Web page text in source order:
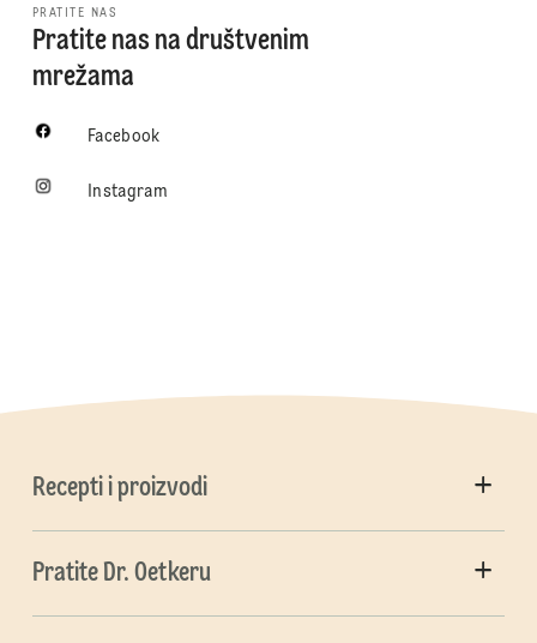
PRATITE NAS
Pratite nas na društvenim
mrežama
Facebook
Instagram
Recepti i proizvodi
Pratite Dr. Oetkeru